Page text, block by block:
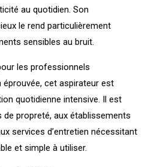
au quotidien. Son
le rend particulièrement
sensibles au bruit.
les professionnels
cet aspirateur est
quotidienne intensive. Il est
de propreté, aux établissements
services d’entretien nécessitant
et simple à utiliser.